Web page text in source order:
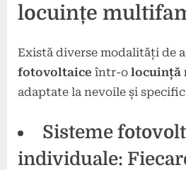
locuințe
Există diverse modalități de
fotovoltaice într-o locuință
adaptate la nevoile și
Sisteme
individuale: